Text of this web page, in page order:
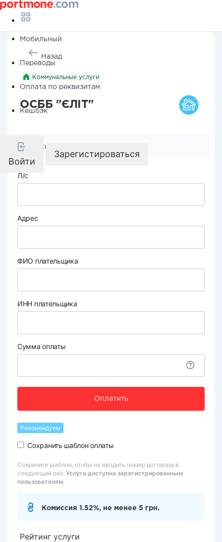
Мобильный
Переводы
Оплата по реквизитам
Кешбэк
Войти
Зарегистироваться
Назад
Коммунальные услуги
ОСББ "ЄЛІТ"
Реквизиты компании
Л/с
Адрес
ФИО плательщика
ИНН плательщика
Сумма оплаты
Оплатить
Рекомендуем
Сохранить шаблон оплаты
Сохраните шаблон, чтобы не вводить номер договора в
следующий раз. Услуга доступна зарегистрированным
пользователям.
Комиссия 1.52%, не менее 5 грн.
Рейтинг услуги